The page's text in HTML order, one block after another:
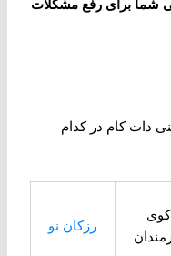
شما برای رفع مشکلات
دات کام در کدام
کوی
رزکان نو